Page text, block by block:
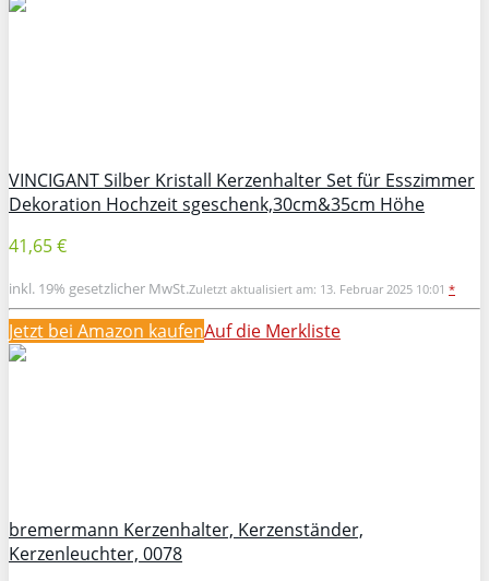
VINCIGANT Silber Kristall Kerzenhalter Set für Esszimmer
Dekoration Hochzeit sgeschenk,30cm&35cm Höhe
41,65 €
inkl. 19% gesetzlicher MwSt.Zuletzt aktualisiert am: 13. Februar 2025 10:01 *
Jetzt bei Amazon kaufenAuf die Merkliste
bremermann Kerzenhalter, Kerzenständer,
Kerzenleuchter, 0078